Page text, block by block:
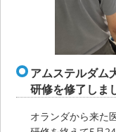
アムステルダム
研修を修了しま
オランダから来た